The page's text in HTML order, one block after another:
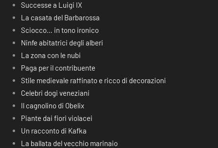
Successe a Luigi IX
La casata del Barbarossa
Sciocco… in tono ironico
Ninfe abitatrici degli alberi
La zona con le nubi
Paga per il contribuente
Stile medievale raffinato e ricco di decorazioni
Celebri dogi veneziani
Il cagnolino di Obelix
Piante dai fiori violacei
Un racconto di Kafka
La ballata del vecchio marinaio